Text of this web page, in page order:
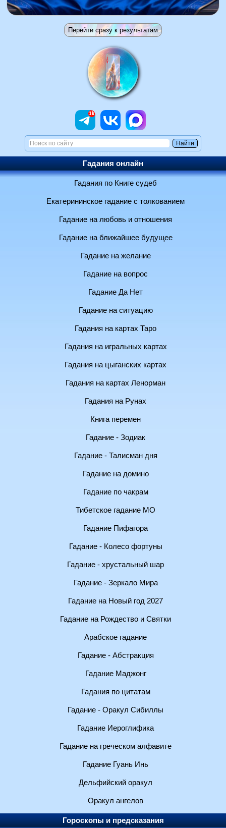
Гадания онлайн
Гадания по Книге судеб
Екатерининское гадание с толкованием
Гадание на любовь и отношения
Гадание на ближайшее будущее
Гадание на желание
Гадание на вопрос
Гадание Да Нет
Гадание на ситуацию
Гадания на картах Таро
Гадания на игральных картах
Гадания на цыганских картах
Гадания на картах Ленорман
Гадания на Рунах
Книга перемен
Гадание - Зодиак
Гадание - Талисман дня
Гадание на домино
Гадание по чакрам
Тибетское гадание МО
Гадание Пифагора
Гадание - Колесо фортуны
Гадание - хрустальный шар
Гадание - Зеркало Мира
Гадание на Новый год 2027
Гадание на Рождество и Святки
Арабское гадание
Гадание - Абстракция
Гадание Маджонг
Гадания по цитатам
Гадание - Оракул Сибиллы
Гадание Иероглифика
Гадание на греческом алфавите
Гадание Гуань Инь
Дельфийский оракул
Оракул ангелов
Гороскопы и предсказания